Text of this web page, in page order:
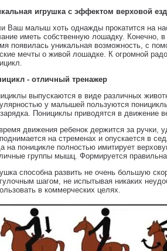
игрушка с эффектом верховой
Ваш малыш хоть однажды прокатится на
иметь собственную лошадку. Конечно,
появилась уникальная возможность, с
мечты о живой лошадке. К огромной
- отличный тренажер
выпускаются в виде различных
у малышей пользуются
Понициклы приводятся в движение
движения ребенок держится за
на стременах и опускается в
на поницикле полностью имитирует
группы мышц. Формируется
способна развить не очень большую
шагом, не испытывая никаких
в коммерческих целях.